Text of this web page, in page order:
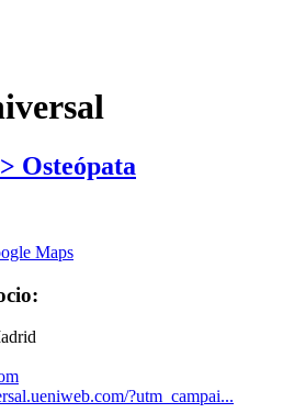
Osteópata
Maps
?utm_campai...